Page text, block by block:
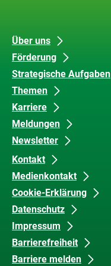
Unsere
Inhalte
Über uns
Förderung
Strategische Aufgaben
Themen
Karriere
Meldungen
Newsletter
Datenschutz
und
Barrierefreiheit
Kontakt
Medienkontakt
Cookie-Erklärung
Datenschutz
Impressum
Barrierefreiheit
Barriere melden